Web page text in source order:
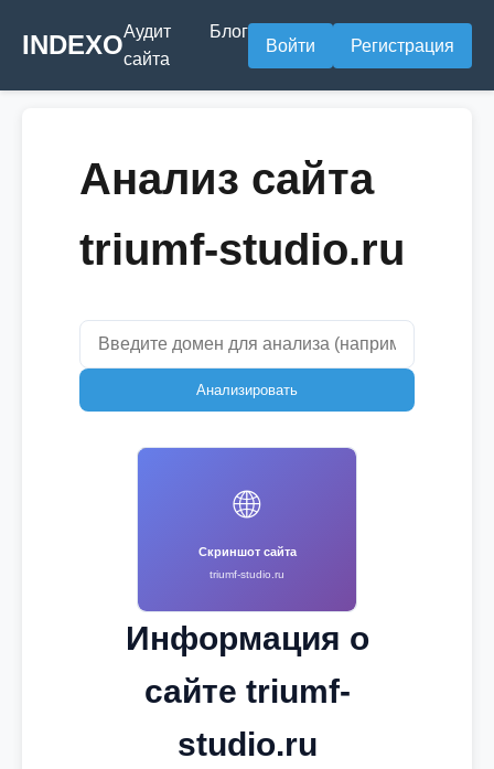
INDEXOАудит
сайта
Блог
Войти Регистрация
Анализ сайта
triumf-studio.ru
Анализировать
🌐
Скриншот сайта
triumf-studio.ru
Информация о
сайте triumf-
studio.ru